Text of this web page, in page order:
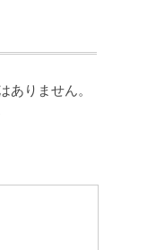
ありません。